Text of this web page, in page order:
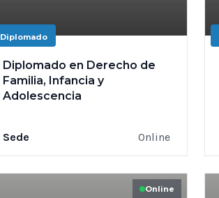
Diplomado
Diplomado en Derecho de
Familia, Infancia y
Adolescencia
Sede Online
Online